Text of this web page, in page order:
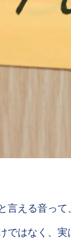
言える音って、
ではなく、実